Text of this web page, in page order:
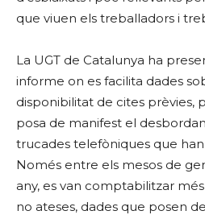
que viuen els treballadors i
La UGT de Catalunya ha
informe on es facilita dades
disponibilitat de cites prèvies,
posa de manifest el
trucades telefòniques que
Només entre els mesos de
any, es van comptabilitzar
no ateses, dades que posen